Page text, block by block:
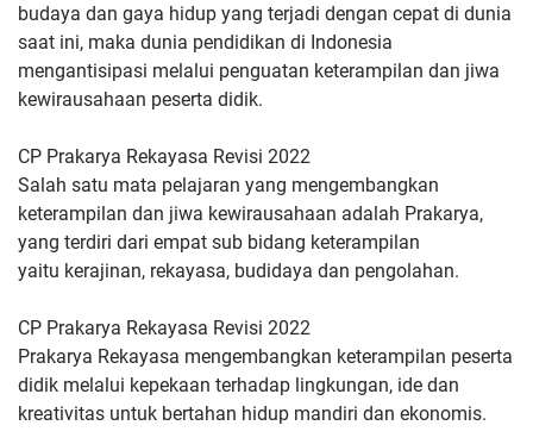
budaya dan gaya hidup yang terjadi dengan cepat di dunia
saat ini, maka dunia pendidikan di Indonesia
mengantisipasi melalui penguatan keterampilan dan jiwa
kewirausahaan peserta didik.
CP Prakarya Rekayasa Revisi 2022
Salah satu mata pelajaran yang mengembangkan
keterampilan dan jiwa kewirausahaan adalah Prakarya,
yang terdiri dari empat sub bidang keterampilan
yaitu kerajinan, rekayasa, budidaya dan pengolahan.
CP Prakarya Rekayasa Revisi 2022
Prakarya Rekayasa mengembangkan keterampilan peserta
didik melalui kepekaan terhadap lingkungan, ide dan
kreativitas untuk bertahan hidup mandiri dan ekonomis.